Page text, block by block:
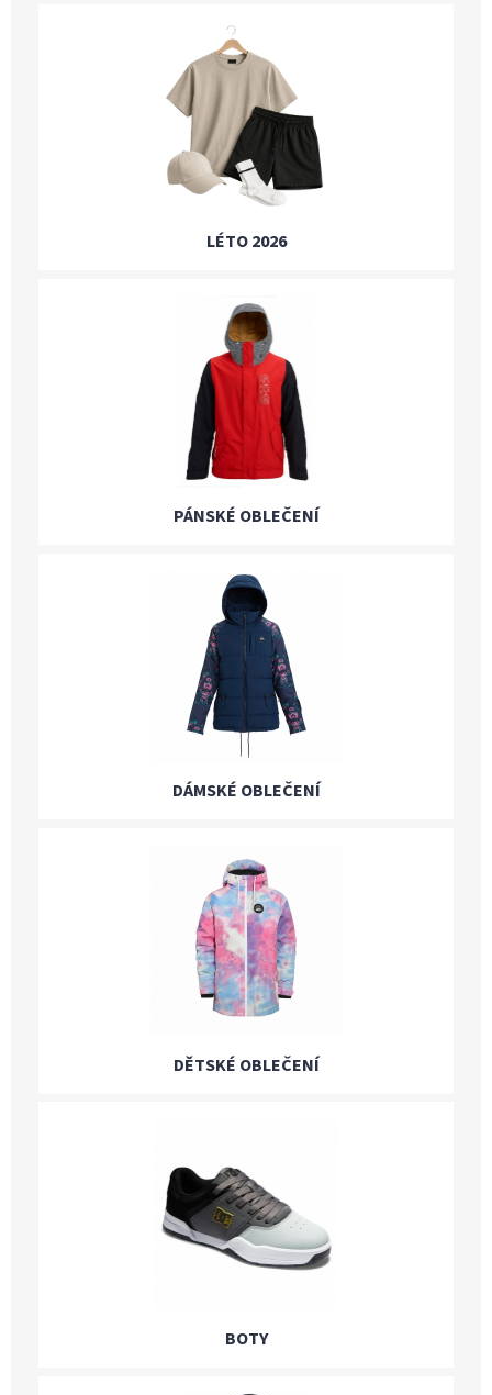
LÉTO 2026
PÁNSKÉ OBLEČENÍ
DÁMSKÉ OBLEČENÍ
DĚTSKÉ OBLEČENÍ
BOTY